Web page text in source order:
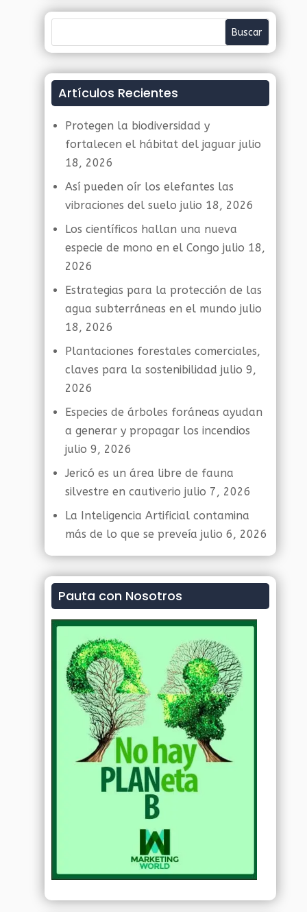
Artículos Recientes
Protegen la biodiversidad y
fortalecen el hábitat del jaguar julio
18, 2026
Así pueden oír los elefantes las
vibraciones del suelo julio 18, 2026
Los científicos hallan una nueva
especie de mono en el Congo julio 18,
2026
Estrategias para la protección de las
agua subterráneas en el mundo julio
18, 2026
Plantaciones forestales comerciales,
claves para la sostenibilidad julio 9,
2026
Especies de árboles foráneas ayudan
a generar y propagar los incendios
julio 9, 2026
Jericó es un área libre de fauna
silvestre en cautiverio julio 7, 2026
La Inteligencia Artificial contamina
más de lo que se preveía julio 6, 2026
Pauta con Nosotros